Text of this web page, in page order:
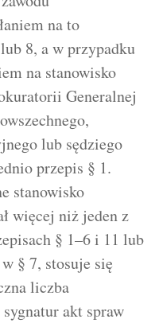
na to
8, a w przypadku
na stanowisko
Generalnej
lub sędziego
przepis § 1.
stanowisko
więcej niż jeden z
§ 1–6 i 11 lub
§ 7, stosuje się
liczba
akt spraw